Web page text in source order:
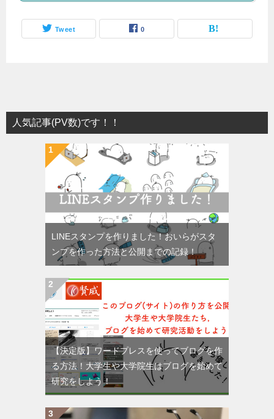
Tweet 0
人気記事(PV数)です！！
LINEスタンプを作りました！おいらがスタ
ンプを作った方法と公開までの記録！
【決定版】ワードプレスを使ってブログを作
る方法！大学生や大学院生はブログを始めて
研究をしよう！